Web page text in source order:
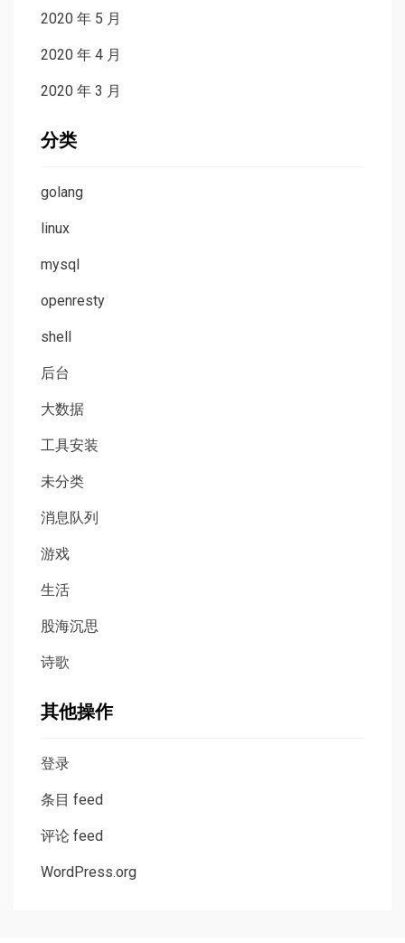
2020 年 5 月
2020 年 4 月
2020 年 3 月
分类
golang
linux
mysql
openresty
shell
后台
大数据
工具安装
未分类
消息队列
游戏
生活
股海沉思
诗歌
其他操作
登录
条目 feed
评论 feed
WordPress.org